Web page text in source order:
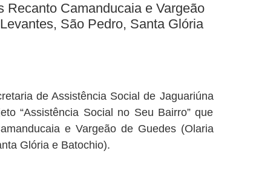
Recanto Camanducaia e Vargeão
São Pedro, Santa Glória
de Assistência Social de Jaguariúna
“Assistência Social no Seu Bairro” que
e Vargeão de Guedes (Olaria
Glória e Batochio).